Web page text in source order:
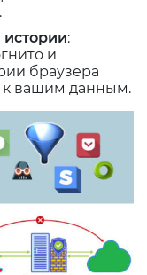
:
и
браузера
к вашим данным.